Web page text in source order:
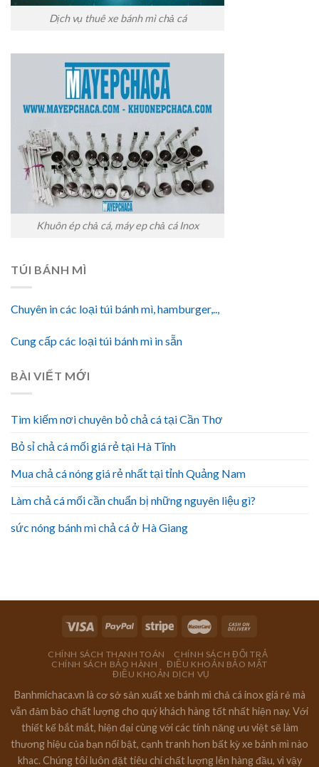
Dịch vụ thuê xe bánh mì chả cá
Khuôn ép chả cá, máy ep chả cá Inox
TÚI BÁNH MÌ
Chuyên in các loại túi bánh mì, hamburger,..,
Cung cấp các loại túi bánh mì in sẵn
BÀI VIẾT MỚI
Tìm kiếm nơi chuyên bỏ chả cá tại Cần Thơ
Bỏ sỉ chả cá mối giá rẻ tại Hà Tĩnh
Mua chả cá nóng giá rẻ nhất tại tỉnh Quảng Nam
Làm chả cá mối cần chuẩn bị những nguyên liệu gì?
sức nóng bánh mì chả cá ở Hà Giang
CHÍNH SÁCH THANH TOÁN
CHÍNH SÁCH ĐỔI TRẢ
CHÍNH SÁCH BẢO HÀNH
ĐIỀU KHOẢN BẢO MẬT
ĐIỀU KHOẢN DỊCH VỤ
Banhmichaca.vn là cơ sở sản xuất xe bánh mì chả cá inox giá rẻ mà
vẫn đảm bảo chất lượng cho quý khách hàng tốt nhất hiện nay. Với
thiết kế bắt mắt, hiện đại cùng với các tính năng ưu việt sẽ làm
thương hiệu của bạn nổi bật, cạnh tranh hơn bất kỳ xe bánh mì nào
khac. Chúng tôi luôn đặt tiêu chí chất lượng lên hàng đầu, vì vậy